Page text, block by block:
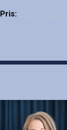
Pris: